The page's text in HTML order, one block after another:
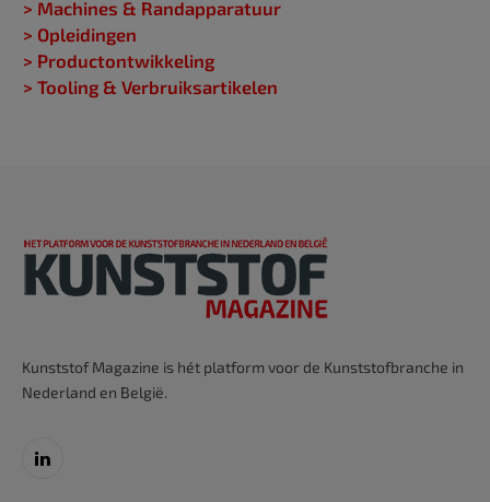
> Machines & Randapparatuur
> Opleidingen
> Productontwikkeling
> Tooling & Verbruiksartikelen
Kunststof Magazine is hét platform voor de Kunststofbranche in
Nederland en België.
LinkedIn